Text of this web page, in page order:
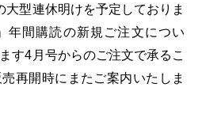
大型連休明けを予定しておりま
年間購読の新規ご注文につい
す4月号からのご注文で承るこ
再開時にまたご案内いたしま